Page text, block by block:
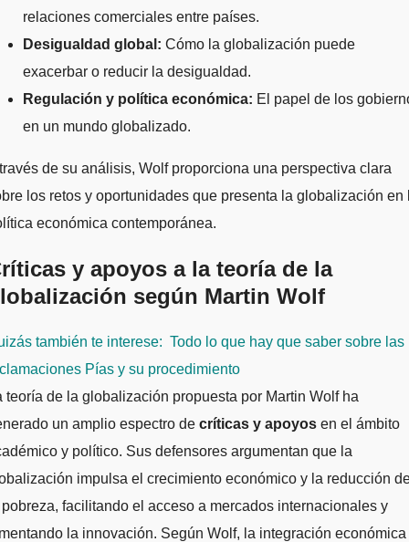
relaciones comerciales entre países.
Desigualdad global: Cómo la globalización puede
exacerbar o reducir la desigualdad.
Regulación y política económica: El papel de los
en un mundo globalizado.
de su análisis, Wolf proporciona una perspectiva clara
los retos y oportunidades que presenta la globalización en
económica contemporánea.
y apoyos a la teoría de la
según Martin Wolf
también te interese: Todo lo que hay que saber sobre las
Pías y su procedimiento
teoría de la globalización propuesta por Martin Wolf ha
un amplio espectro de críticas y apoyos en el ámbito
y político. Sus defensores argumentan que la
impulsa el crecimiento económico y la reducción
facilitando el acceso a mercados internacionales y
la innovación. Según Wolf, la integración económica